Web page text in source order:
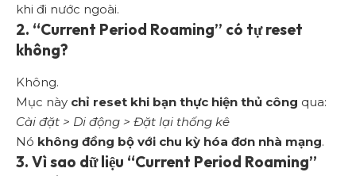
khi đi nước ngoài.
2. “Current Period Roaming” có tự reset
không?
Không.
Mục này chỉ reset khi bạn thực hiện thủ công qua:
Cài đặt > Di động > Đặt lại thống kê
Nó không đồng bộ với chu kỳ hóa đơn nhà mạng.
3. Vì sao dữ liệu “Current Period Roaming”